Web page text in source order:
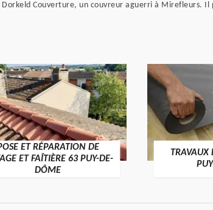
Couverture, un couvreur aguerri à Mirefleurs. Il
ET RÉPARATION DE
ET FAÎTIÈRE 63 PUY-DE-
DÔME
TRAVAUX